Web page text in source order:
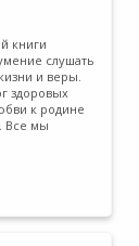
книги
слушать
и веры.
здоровых
к родине
Все мы